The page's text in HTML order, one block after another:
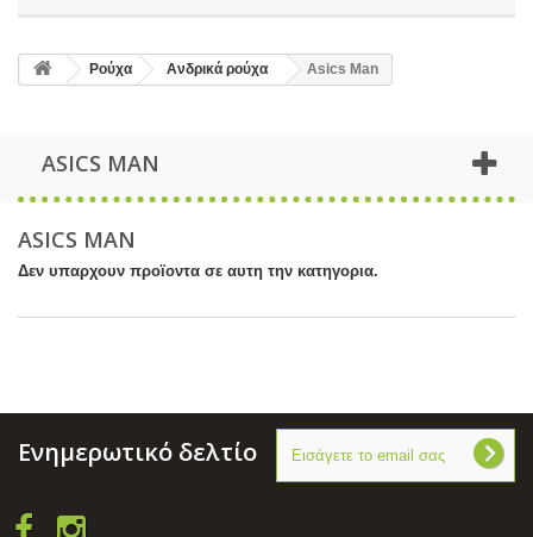
Ρούχα Ανδρικά ρούχα Asics Man
ASICS MAN
ASICS MAN
Δεν υπαρχουν προϊοντα σε αυτη την κατηγορια.
Ενημερωτικό δελτίο